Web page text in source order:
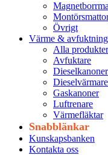
Övrigt
Värme & avfuktning
Alla produkter
Avfuktare
Dieselkanoner
Gaskanoner
Luftrenare
Värmefläktar
Snabblänkar
Kunskapsbanken
Kontakta oss